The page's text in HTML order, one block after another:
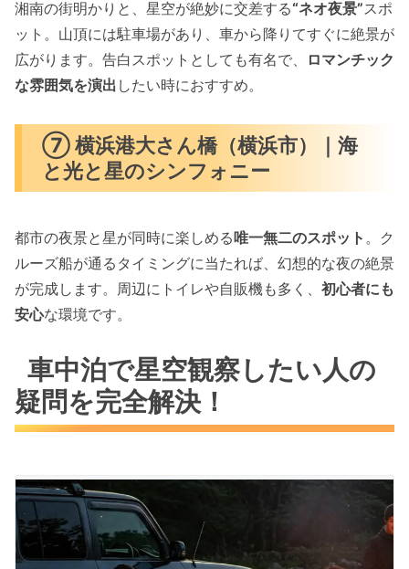
湘南の街明かりと、星空が絶妙に交差する“ネオ夜景”スポ
ット。山頂には駐車場があり、車から降りてすぐに絶景が
広がります。告白スポットとしても有名で、
ロマンチック
な雰囲気を演出 したい時におすすめ。
⑦ 横浜港大さん橋（横浜市）｜海
と光と星のシンフォニー
都市の夜景と星が同時に楽しめる唯一無二のスポット 。ク
ルーズ船が通るタイミングに当たれば、幻想的な夜の絶景
が完成します。周辺にトイレや自販機も多く、 初心者にも
安心な環境です。
車中泊で星空観察したい人の
疑問を完全解決！